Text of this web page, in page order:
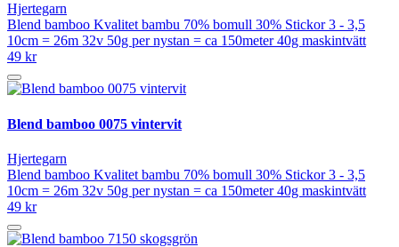
Hjertegarn
Blend bamboo Kvalitet bambu 70% bomull 30% Stickor 3 - 3,5
10cm = 26m 32v 50g per nystan = ca 150meter 40g maskintvätt
49 kr
Blend bamboo 0075 vintervit
Hjertegarn
Blend bamboo Kvalitet bambu 70% bomull 30% Stickor 3 - 3,5
10cm = 26m 32v 50g per nystan = ca 150meter 40g maskintvätt
49 kr